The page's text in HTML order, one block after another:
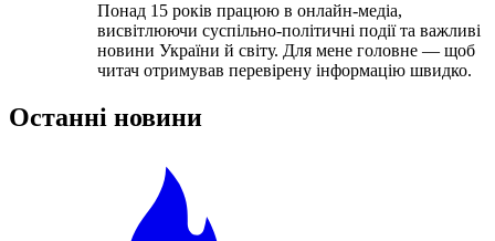
Понад 15 років працюю в онлайн-медіа,
висвітлюючи суспільно-політичні події та важливі
новини України й світу. Для мене головне — щоб
читач отримував перевірену інформацію швидко.
Останні новини